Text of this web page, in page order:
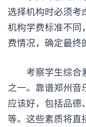
选择机构时必须考
机构学费标准不同
费情况，确定最终
考察学生综合
之一。靠谱郑州音
应该好，包括品德
等。这些素质将直